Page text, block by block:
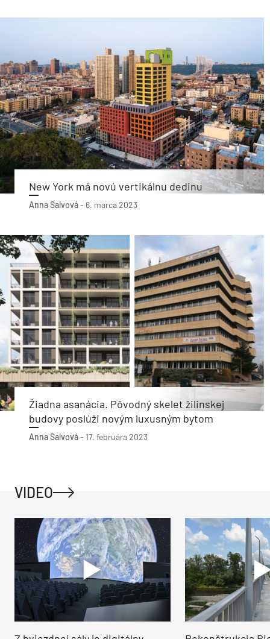
New York má novú vertikálnu dedinu
Anna Salvová- 6. marca 2023
Žiadna asanácia. Pôvodný skelet žilinskej
budovy poslúži novým luxusným bytom
Anna Salvová- 17. februára 2023
VIDEO